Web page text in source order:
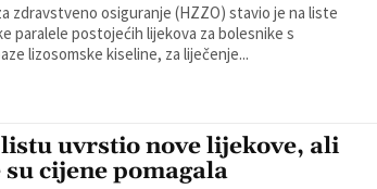
zdravstveno osiguranje (HZZO) stavio je na liste
paralele postojećih lijekova za bolesnike s
lizosomske kiseline, za liječenje...
listu uvrstio nove lijekove, ali
su cijene pomagala